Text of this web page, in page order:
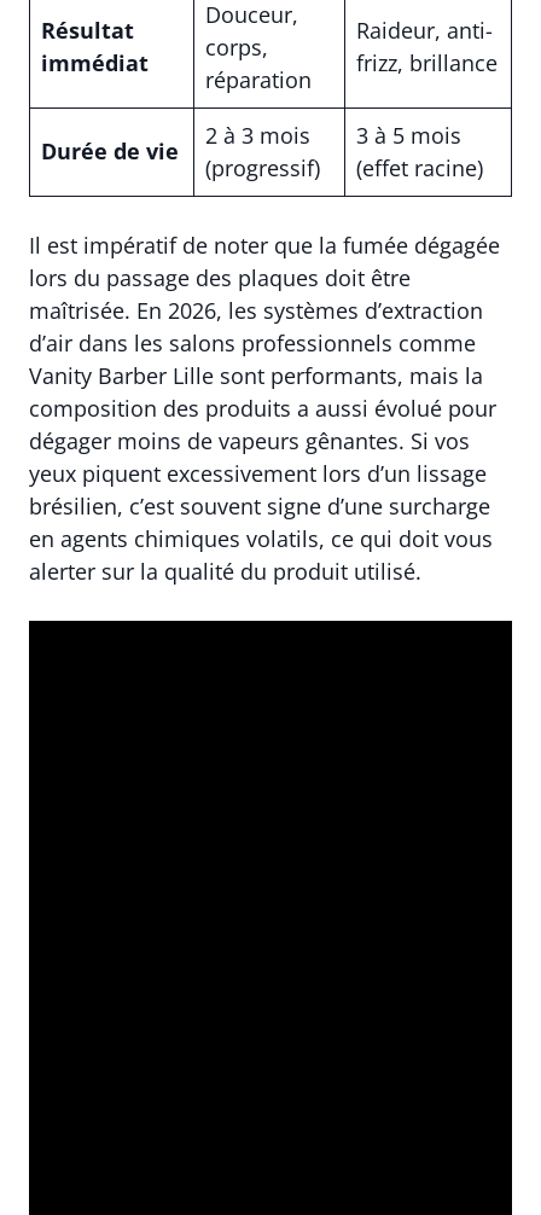
Résultat
immédiat
Douceur,
corps,
réparation
Raideur, anti-
frizz, brillance
Durée de vie
2 à 3 mois
(progressif)
3 à 5 mois
(effet racine)
Il est impératif de noter que la fumée dégagée
lors du passage des plaques doit être
maîtrisée. En 2026, les systèmes d’extraction
d’air dans les salons professionnels comme
Vanity Barber Lille sont performants, mais la
composition des produits a aussi évolué pour
dégager moins de vapeurs gênantes. Si vos
yeux piquent excessivement lors d’un lissage
brésilien, c’est souvent signe d’une surcharge
en agents chimiques volatils, ce qui doit vous
alerter sur la qualité du produit utilisé.